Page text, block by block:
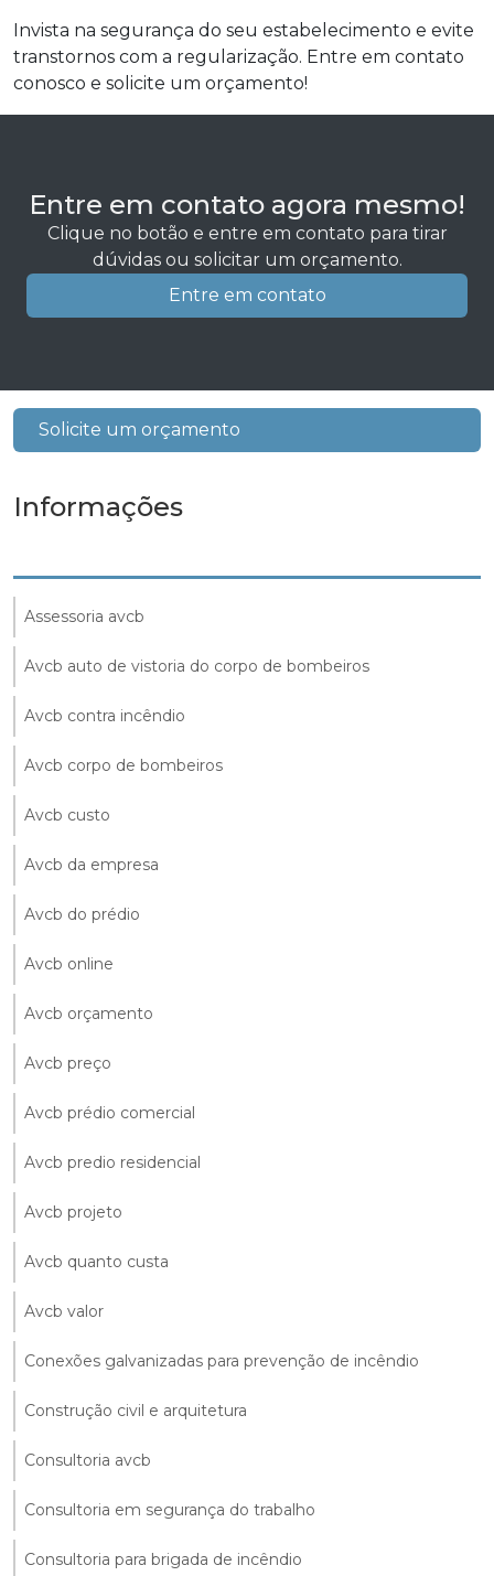
Invista na segurança do seu estabelecimento e evite
transtornos com a regularização. Entre em contato
conosco e solicite um orçamento!
Entre em contato agora mesmo!
Clique no botão e entre em contato para tirar
dúvidas ou solicitar um orçamento.
Entre em contato
Solicite um orçamento
Informações
Assessoria avcb
Avcb auto de vistoria do corpo de bombeiros
Avcb contra incêndio
Avcb corpo de bombeiros
Avcb custo
Avcb da empresa
Avcb do prédio
Avcb online
Avcb orçamento
Avcb preço
Avcb prédio comercial
Avcb predio residencial
Avcb projeto
Avcb quanto custa
Avcb valor
Conexões galvanizadas para prevenção de incêndio
Construção civil e arquitetura
Consultoria avcb
Consultoria em segurança do trabalho
Consultoria para brigada de incêndio